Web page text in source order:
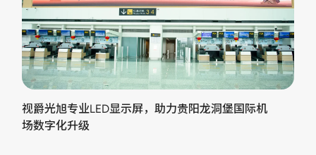
视爵光旭专业LED显示屏，助力贵阳龙洞堡国际机
场数字化升级